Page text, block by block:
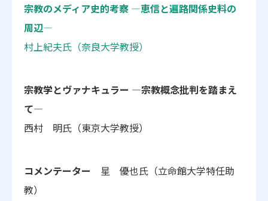
宗教のメディア史的考察 ―恵信と遍路関係史料の
周辺―
村上紀夫氏（奈良大学教授）
宗教学とヴァナキュラー ―宗教概念批判を踏まえ
て―
西村 明氏（東京大学教授）
コメンテーター 星 優也氏（立命館大学特任助
教）